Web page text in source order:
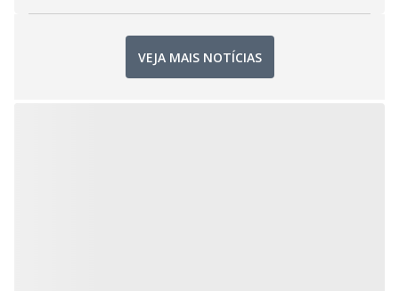
VEJA MAIS NOTÍCIAS